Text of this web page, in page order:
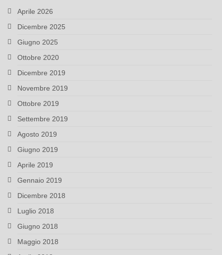
Aprile 2026
Dicembre 2025
Giugno 2025
Ottobre 2020
Dicembre 2019
Novembre 2019
Ottobre 2019
Settembre 2019
Agosto 2019
Giugno 2019
Aprile 2019
Gennaio 2019
Dicembre 2018
Luglio 2018
Giugno 2018
Maggio 2018